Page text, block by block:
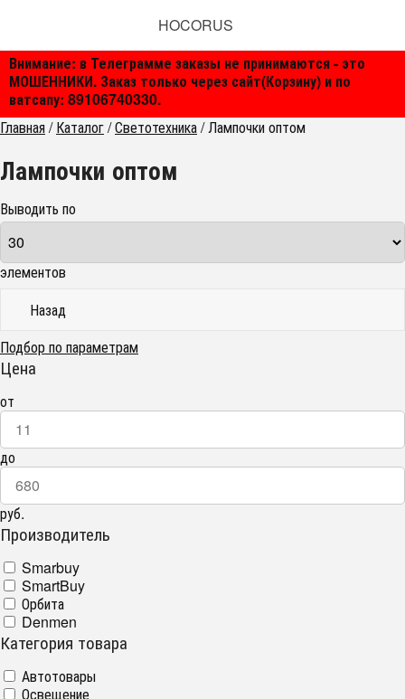
Внимание: в Телеграмме заказы не принимаются - это
МОШЕННИКИ. Заказ только через сайт(Корзину) и по
ватсапу: 89106740330.
HOCORUS
Главная/Каталог/Светотехника/Лампочки оптом
Лампочки оптом
Выводить по
элементов
Назад
Подбор по параметрам
Цена
от
до
руб.
Производитель
Smarbuy
SmartBuy
Орбита
Denmen
Категория товара
Автотовары
Освещение